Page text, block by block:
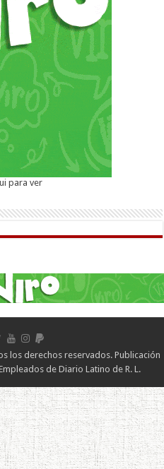
para ver
los derechos reservados. Publicación
de Diario Latino de R. L.